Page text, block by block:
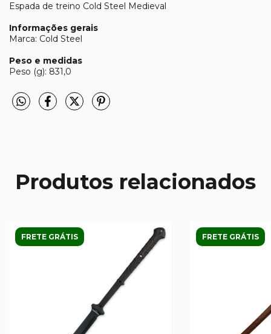
Espada de treino Cold Steel Medieval
Informações gerais
Marca: Cold Steel
Peso e medidas
Peso (g): 831,0
Produtos relacionados
FRETE GRÁTIS FRETE GRÁTIS